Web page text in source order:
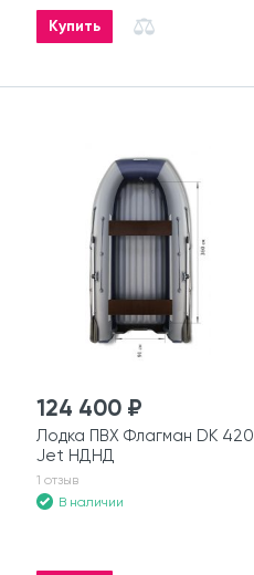
Купить
124 400 ₽
Лодка ПВХ Флагман DK 420
Jet НДНД
1 отзыв
В наличии